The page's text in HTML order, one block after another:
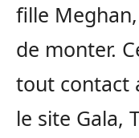
fille
de monter.
tout contact
le site Gala,